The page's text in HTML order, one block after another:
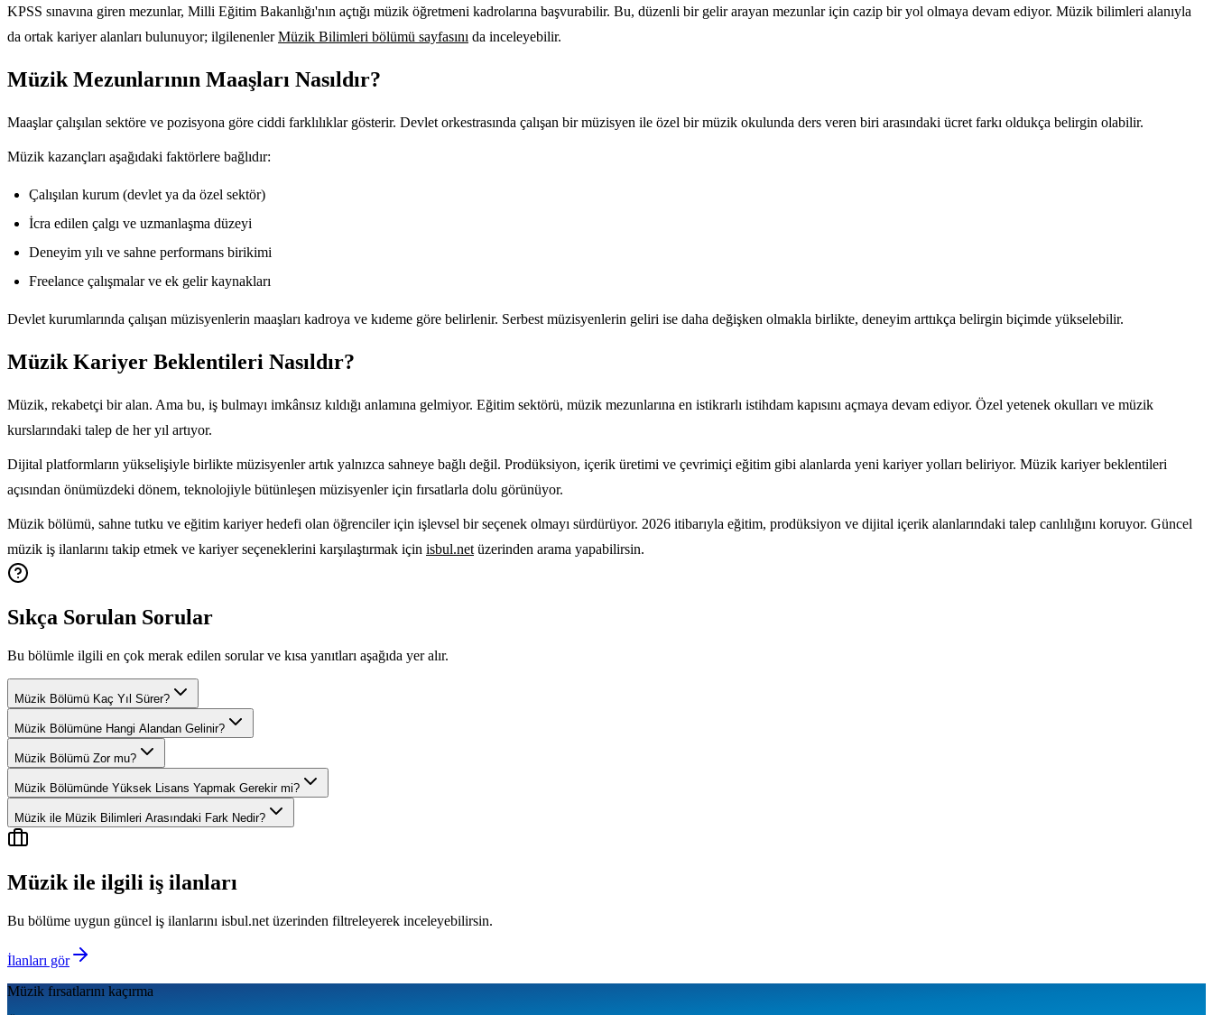
KPSS sınavına giren mezunlar, Milli Eğitim Bakanlığı'nın açtığı müzik öğretmeni kadrolarına başvurabilir. Bu, düzenli bir gelir arayan mezunlar için cazip bir yol olmaya devam ediyor. Müzik bilimleri alanıyla
da ortak kariyer alanları bulunuyor; ilgilenenlerMüzik Bilimleri bölümü sayfasını da inceleyebilir.
Müzik Mezunlarının Maaşları Nasıldır?
Maaşlar çalışılan sektöre ve pozisyona göre ciddi farklılıklar gösterir. Devlet orkestrasında çalışan bir müzisyen ile özel bir müzik okulunda ders veren biri arasındaki ücret farkı oldukça belirgin olabilir.
Müzik kazançları aşağıdaki faktörlere bağlıdır:
Çalışılan kurum (devlet ya da özel sektör)
İcra edilen çalgı ve uzmanlaşma düzeyi
Deneyim yılı ve sahne performans birikimi
Freelance çalışmalar ve ek gelir kaynakları
Devlet kurumlarında çalışan müzisyenlerin maaşları kadroya ve kıdeme göre belirlenir. Serbest müzisyenlerin geliri ise daha değişken olmakla birlikte, deneyim arttıkça belirgin biçimde yükselebilir.
Müzik Kariyer Beklentileri Nasıldır?
Müzik, rekabetçi bir alan. Ama bu, iş bulmayı imkânsız kıldığı anlamına gelmiyor. Eğitim sektörü, müzik mezunlarına en istikrarlı istihdam kapısını açmaya devam ediyor. Özel yetenek okulları ve müzik
kurslarındaki talep de her yıl artıyor.
Dijital platformların yükselişiyle birlikte müzisyenler artık yalnızca sahneye bağlı değil. Prodüksiyon, içerik üretimi ve çevrimiçi eğitim gibi alanlarda yeni kariyer yolları beliriyor. Müzik kariyer beklentileri
açısından önümüzdeki dönem, teknolojiyle bütünleşen müzisyenler için fırsatlarla dolu görünüyor.
Müzik bölümü, sahne tutku ve eğitim kariyer hedefi olan öğrenciler için işlevsel bir seçenek olmayı sürdürüyor. 2026 itibarıyla eğitim, prodüksiyon ve dijital içerik alanlarındaki talep canlılığını koruyor. Güncel
müzik iş ilanlarını takip etmek ve kariyer seçeneklerini karşılaştırmak için isbul.net üzerinden arama yapabilirsin.
Sıkça Sorulan Sorular
Bu bölümle ilgili en çok merak edilen sorular ve kısa yanıtları aşağıda yer alır.
Müzik Bölümü Kaç Yıl Sürer?
Müzik Bölümüne Hangi Alandan Gelinir?
Müzik Bölümü Zor mu?
Müzik Bölümünde Yüksek Lisans Yapmak Gerekir mi?
Müzik ile Müzik Bilimleri Arasındaki Fark Nedir?
Müzik ile ilgili iş ilanları
Bu bölüme uygun güncel iş ilanlarını isbul.net üzerinden filtreleyerek inceleyebilirsin.
İlanları gör
Müzik fırsatlarını kaçırma